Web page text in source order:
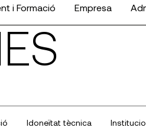
i Formació Empresa
Idoneïtat tècnica